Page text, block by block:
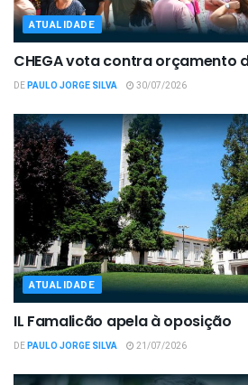
ATUALIDADE
CHEGA vota contra orçamento
DEPAULO JORGE SILVA 30/07/2026
ATUALIDADE
IL Famalicão apela à oposição
DEPAULO JORGE SILVA 21/07/2026